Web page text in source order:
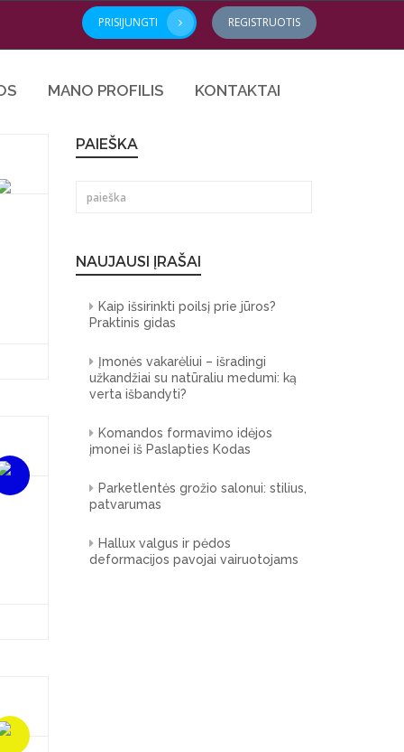
PRISIJUNGTI REGISTRUOTIS
MANO PROFILIS KONTAKTAI
PAIEŠKA
NAUJAUSI ĮRAŠAI
Kaip išsirinkti poilsį prie jūros?
Praktinis gidas
Įmonės vakarėliui – išradingi
užkandžiai su natūraliu medumi: ką
verta išbandyti?
Komandos formavimo idėjos
įmonei iš Paslapties Kodas
Parketlentės grožio salonui: stilius,
patvarumas
Hallux valgus ir pėdos
deformacijos pavojai vairuotojams